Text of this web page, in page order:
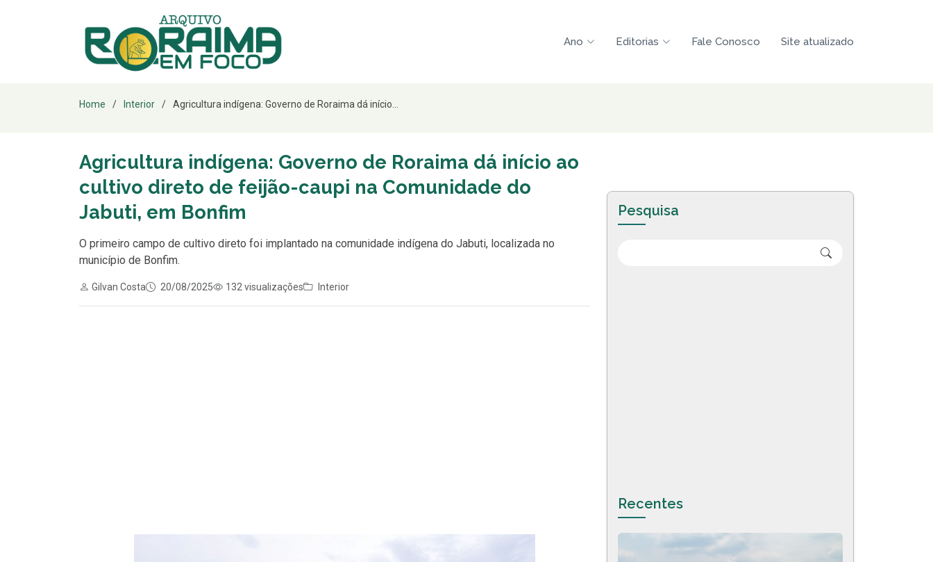
Ano Editorias Fale Conosco Site atualizado
Home Interior Agricultura indígena: Governo de Roraima dá início...
Agricultura indígena: Governo de Roraima dá início ao
cultivo direto de feijão-caupi na Comunidade do
Jabuti, em Bonfim
O primeiro campo de cultivo direto foi implantado na comunidade indígena do Jabuti, localizada no
município de Bonfim.
Gilvan Costa 20/08/2025 132 visualizações Interior
Pesquisa
Recentes